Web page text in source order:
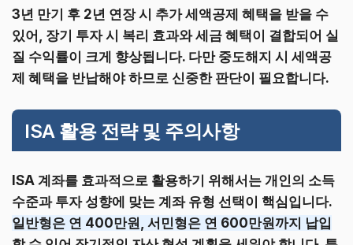
3년 만기 후 2년 연장 시 추가 세액공제 혜택을 받을 수
있어, 장기 투자 시 복리 효과와 세금 혜택이 결합되어 실
질 수익률이 크게 향상됩니다. 다만 중도해지 시 세액공
제 혜택을 반납해야 하므로 신중한 판단이 필요합니다.
ISA 활용 전략 및 주의사항
ISA 계좌를 효과적으로 활용하기 위해서는 개인의 소득
수준과 투자 성향에 맞는 계좌 유형 선택이 핵심입니다.
일반형은 연 400만원, 서민형은 연 600만원까지 납입